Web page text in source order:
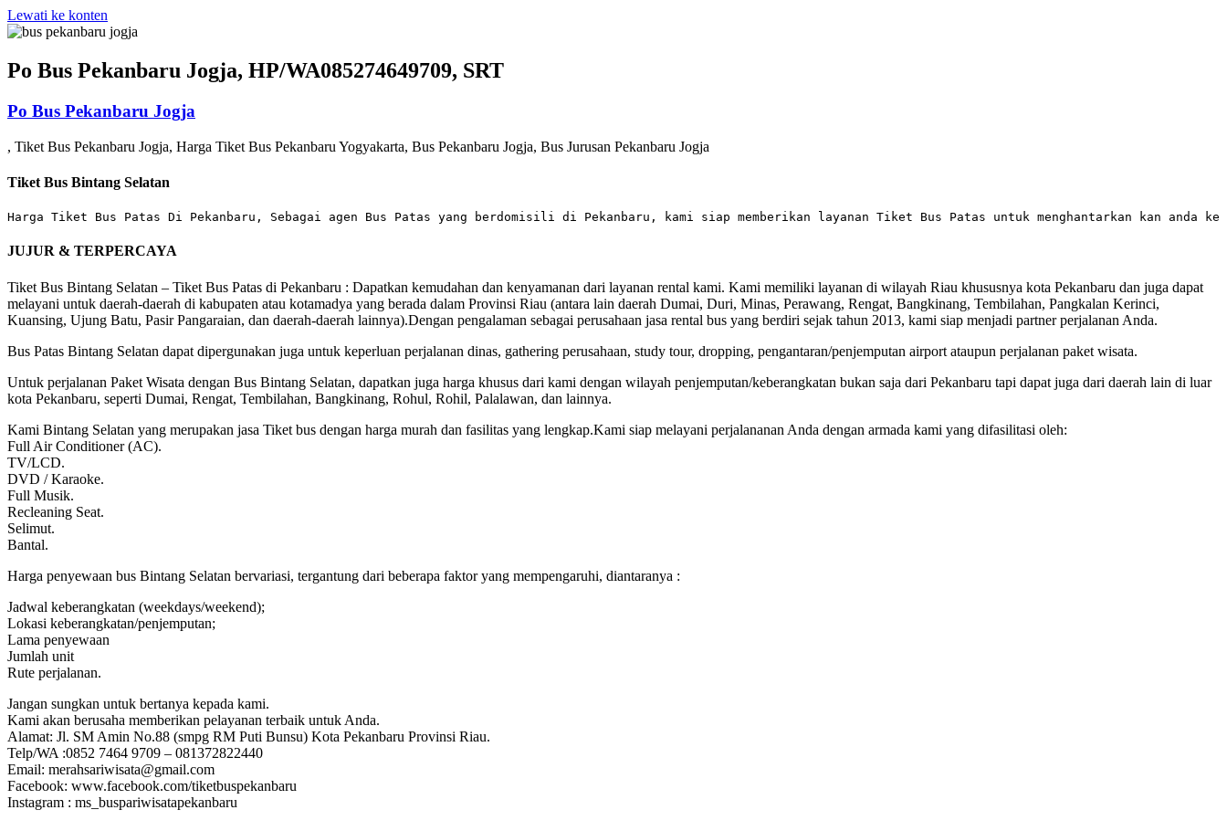
Lewati ke konten
Po Bus Pekanbaru Jogja, HP/WA085274649709, SRT
Po Bus Pekanbaru Jogja
, Tiket Bus Pekanbaru Jogja, Harga Tiket Bus Pekanbaru Yogyakarta, Bus Pekanbaru Jogja, Bus Jurusan Pekanbaru Jogja
Tiket Bus Bintang Selatan
Harga Tiket Bus Patas Di Pekanbaru, Sebagai agen Bus Patas yang berdomisili di Pekanbaru, kami siap memberikan layanan Tiket Bus Patas untuk menghantarkan kan
JUJUR & TERPERCAYA
Tiket Bus Bintang Selatan – Tiket Bus Patas di Pekanbaru : Dapatkan kemudahan dan kenyamanan dari layanan rental kami. Kami memiliki layanan di wilayah Riau khususnya kota Pekanbaru dan juga dapat
melayani untuk daerah-daerah di kabupaten atau kotamadya yang berada dalam Provinsi Riau (antara lain daerah Dumai, Duri, Minas, Perawang, Rengat, Bangkinang, Tembilahan, Pangkalan Kerinci,
Kuansing, Ujung Batu, Pasir Pangaraian, dan daerah-daerah lainnya).Dengan pengalaman sebagai perusahaan jasa rental bus yang berdiri sejak tahun 2013, kami siap menjadi partner perjalanan Anda.
Bus Patas Bintang Selatan dapat dipergunakan juga untuk keperluan perjalanan dinas, gathering perusahaan, study tour, dropping, pengantaran/penjemputan airport ataupun perjalanan paket wisata.
Untuk perjalanan Paket Wisata dengan Bus Bintang Selatan, dapatkan juga harga khusus dari kami dengan wilayah penjemputan/keberangkatan bukan saja dari Pekanbaru tapi dapat juga dari daerah lain di luar
kota Pekanbaru, seperti Dumai, Rengat, Tembilahan, Bangkinang, Rohul, Rohil, Palalawan, dan lainnya.
Kami Bintang Selatan yang merupakan jasa Tiket bus dengan harga murah dan fasilitas yang lengkap.Kami siap melayani perjalananan Anda dengan armada kami yang difasilitasi oleh:
Full Air Conditioner (AC).
TV/LCD.
DVD / Karaoke.
Full Musik.
Recleaning Seat.
Selimut.
Bantal.
Harga penyewaan bus Bintang Selatan bervariasi, tergantung dari beberapa faktor yang mempengaruhi, diantaranya :
Jadwal keberangkatan (weekdays/weekend);
Lokasi keberangkatan/penjemputan;
Lama penyewaan
Jumlah unit
Rute perjalanan.
Jangan sungkan untuk bertanya kepada kami.
Kami akan berusaha memberikan pelayanan terbaik untuk Anda.
Alamat: Jl. SM Amin No.88 (smpg RM Puti Bunsu) Kota Pekanbaru Provinsi Riau.
Telp/WA :0852 7464 9709 – 081372822440
Email: merahsariwisata@gmail.com
Facebook: www.facebook.com/tiketbuspekanbaru
Instagram : ms_buspariwisatapekanbaru